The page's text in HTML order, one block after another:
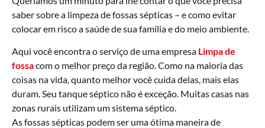
saber sobre a limpeza de fossas sépticas – e como evitar
colocar em risco a saúde de sua família e do meio ambiente.
Aqui você encontra o serviço de uma empresa Limpa de
fossacom o melhor preço da região. Como na maioria das
coisas na vida, quanto melhor você cuida delas, mais elas
duram. Seu tanque séptico não é exceção. Muitas casas nas
zonas rurais utilizam um sistema séptico.
As fossas sépticas podem ser uma ótima maneira de